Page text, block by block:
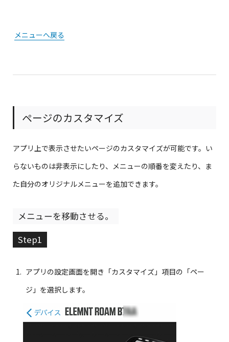
メニューへ戻る
ページのカスタマイズ
アプリ上で表示させたいページのカスタマイズが可能です。い
らないものは非表示にしたり、メニューの順番を変えたり、ま
た自分のオリジナルメニューを追加できます。
メニューを移動させる。
Step1
アプリの設定画面を開き「カスタマイズ」項目の「ペー
ジ」を選択します。